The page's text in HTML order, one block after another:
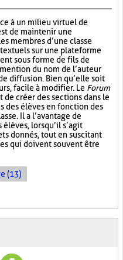
à un milieu virtuel de
de maintenir une
membres d’une classe
sur une plateforme
sous forme de fils de
du nom de l’auteur
diffusion. Bien qu’elle soit
facile à modifier. Le Forum
de créer des sections dans le
des élèves en fonction des
Il a l’avantage de
lorsqu’il s’agit
donnés, tout en suscitant
qui doivent souvent être
(13)